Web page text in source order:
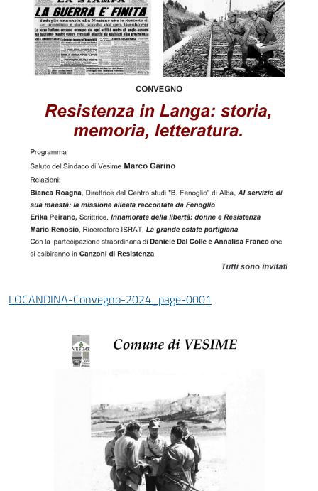
LOCANDINA-Convegno-2024_page-0001